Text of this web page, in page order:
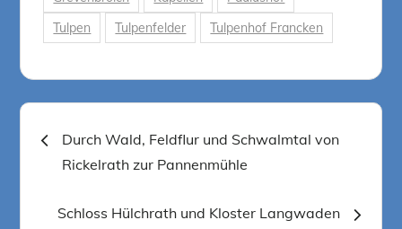
Tulpen
Tulpenfelder Tulpenhof Francken
Beitragsnavigation
Durch Wald, Feldflur und Schwalmtal von
Rickelrath zur Pannenmühle
Schloss Hülchrath und Kloster Langwaden